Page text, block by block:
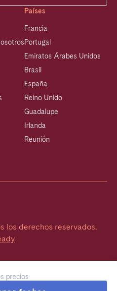
precios
Países
Francia
Portugal
Emiratos Árabes Unidos
Brasil
España
Reino Unido
Guadalupe
Irlanda
Reunión
los derechos reservados.